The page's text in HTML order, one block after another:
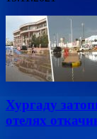
Хургаду
отелях